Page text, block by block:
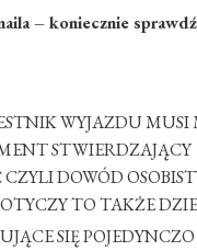
– koniecznie
WYJAZDU MUSI
STWIERDZAJĄCY
DOWÓD
TO TAKŻE
SIĘ